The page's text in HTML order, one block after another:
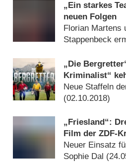
„Ein starkes
neuen Folgen
Florian Martens
Stappenbeck
„Die
Kriminalist“
zurück
Neue Staffeln
(02.10.2018)
„Friesland“:
Film der ZDF-
Neuer Einsatz
Sophie Dal (